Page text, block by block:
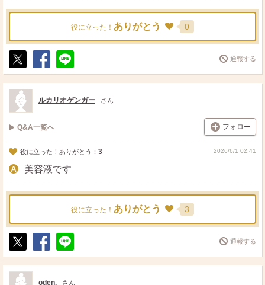
役に立った！ ありがとう 0
ポ
ス
ト
シ
ェ
送
る
通報する
ルカリオゲンガー さん
Q&A一覧へ フォロー
役に立った！ありがとう： 3 2026/6/1 02:41
美容液です
役に立った！ ありがとう 3
ポ
ス
ト
シ
ェ
送
る
通報する
oden. さん